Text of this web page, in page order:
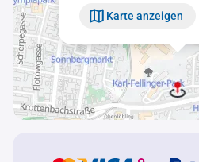
Karte anzeigen